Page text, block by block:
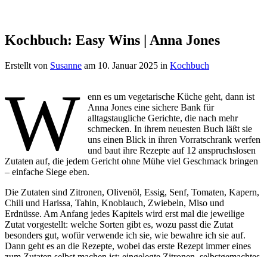
Kochbuch: Easy Wins | Anna Jones
Erstellt von Susanne am 10. Januar 2025 in Kochbuch
W
enn es um vegetarische Küche geht, dann ist
Anna Jones eine sichere Bank für
alltagstaugliche Gerichte, die nach mehr
schmecken. In ihrem neuesten Buch läßt sie
uns einen Blick in ihren Vorratschrank werfen
und baut ihre Rezepte auf 12 anspruchslosen
Zutaten auf, die jedem Gericht ohne Mühe viel Geschmack bringen
– einfache Siege eben.
Die Zutaten sind Zitronen, Olivenöl, Essig, Senf, Tomaten, Kapern,
Chili und Harissa, Tahin, Knoblauch, Zwiebeln, Miso und
Erdnüsse. Am Anfang jedes Kapitels wird erst mal die jeweilige
Zutat vorgestellt: welche Sorten gibt es, wozu passt die Zutat
besonders gut, wofür verwende ich sie, wie bewahre ich sie auf.
Dann geht es an die Rezepte, wobei das erste Rezept immer eines